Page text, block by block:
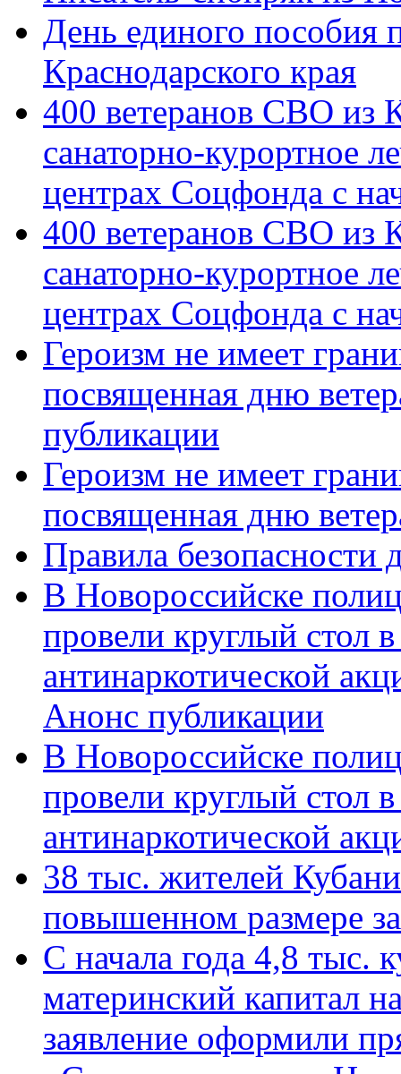
День единого пособия
Краснодарского края
400 ветеранов СВО из
санаторно-курортное
центрах Соцфонда с
400 ветеранов СВО из
санаторно-курортное
центрах Соцфонда с
Героизм не имеет
посвященная дню
публикации
Героизм не имеет
посвященная дню
Правила безопасности
В Новороссийске
провели круглый стол
антинаркотической
Анонс публикации
В Новороссийске
провели круглый стол
антинаркотической
38 тыс. жителей
повышенном размере
С начала года 4,8 тыс.
материнский капитал
заявление оформили